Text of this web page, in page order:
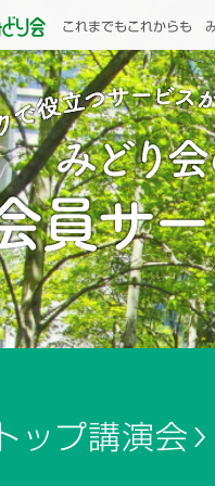
これまでもこれからも
トップ講演会